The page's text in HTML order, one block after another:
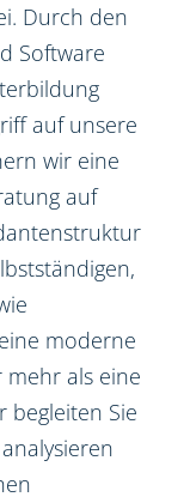
Durch den
Software
auf unsere
wir eine
auf
moderne
mehr als eine
begleiten Sie